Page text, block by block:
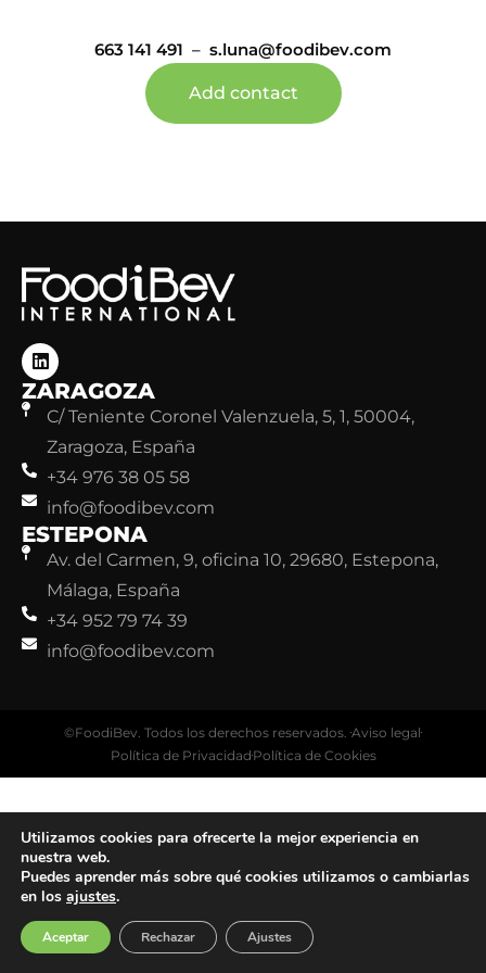
663 141 491 – s.luna@foodibev.com
Add contact
ZARAGOZA
C/ Teniente Coronel Valenzuela, 5, 1, 50004,
Zaragoza, España
+34 976 38 05 58
info@foodibev.com
ESTEPONA
Av. del Carmen, 9, oficina 10, 29680, Estepona,
Málaga, España
+34 952 79 74 39
info@foodibev.com
©FoodiBev. Todos los derechos reservados. Aviso legal
Política de PrivacidadPolítica de Cookies
Utilizamos cookies para ofrecerte la mejor experiencia en
nuestra web.
Puedes aprender más sobre qué cookies utilizamos o cambiarlas
en los ajustes.
Aceptar Rechazar Ajustes